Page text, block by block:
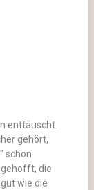
enttäuscht.
gehört,
schon
die
wie die